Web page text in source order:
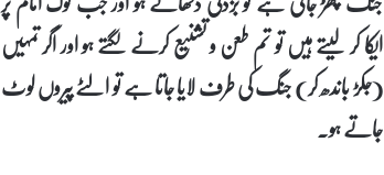
ایکا کر لیتے ہیں تو تم طعن و تشنیع کرنے لگتے ہو اور اگر تمہیں
(جکڑ باندھ کر) جنگ کی طرف لایا جاتا ہے تو الٹے پیروں لوٹ
جاتے ہو۔